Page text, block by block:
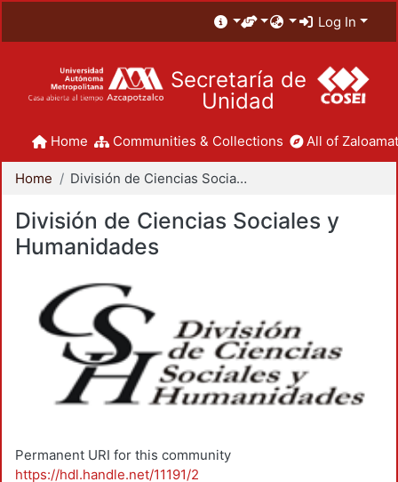
Log In
Secretaría de
Unidad
Home Communities & Collections All of
Home División de Ciencias Sociales y Humanidades
División de Ciencias Sociales y
Humanidades
Permanent URI for this community
https://hdl.handle.net/11191/2